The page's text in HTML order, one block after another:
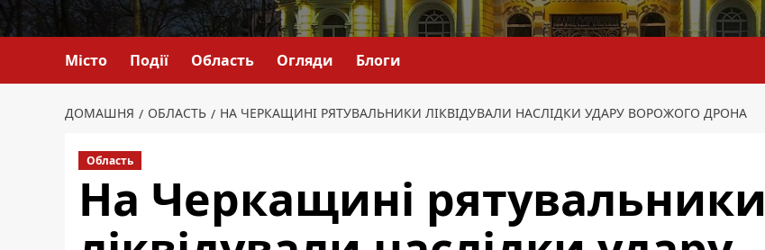
Місто Події Область Огляди Блоги
ДОМАШНЯ ОБЛАСТЬ НА ЧЕРКАЩИНІ РЯТУВАЛЬНИКИ ЛІКВІДУВАЛИ НАСЛІДКИ УДАРУ ВОРОЖОГО ДРОНА
Область
На Черкащині рятувальники